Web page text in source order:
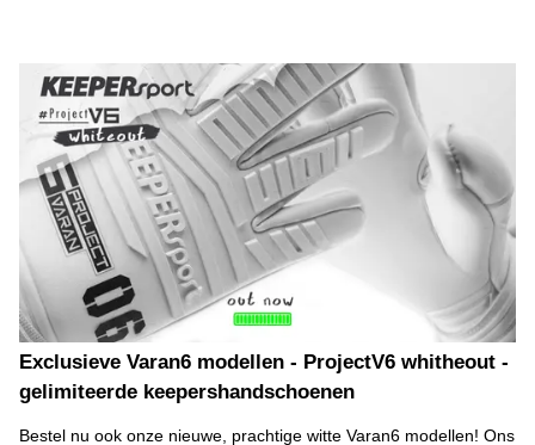
Exclusieve Varan6 modellen - ProjectV6 whitheout -
gelimiteerde keepershandschoenen
Bestel nu ook onze nieuwe, prachtige witte Varan6 modellen! Ons